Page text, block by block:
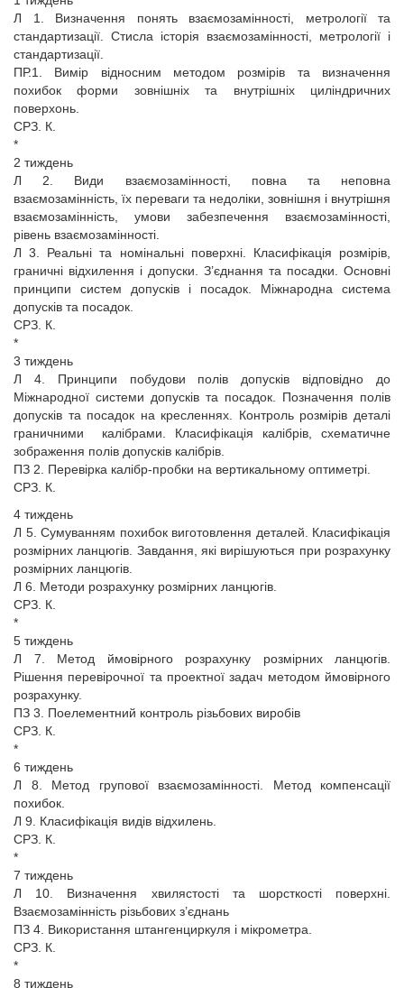
Л 1. Визначення понять взаємозамінності, метрології та
стандартизації. Стисла історія взаємозамінності, метрології і
стандартизації.
ПР.1. Вимір відносним методом розмірів та визначення
похибок форми зовнішніх та внутрішніх циліндричних
поверхонь.
СРЗ. К.
*
2 тиждень
Л 2. Види взаємозамінності, повна та неповна
взаємозамінність, їх переваги та недоліки, зовнішня і внутрішня
взаємозамінність, умови забезпечення взаємозамінності,
рівень взаємозамінності.
Л 3. Реальні та номінальні поверхні. Класифікація розмірів,
граничні відхилення і допуски. З’єднання та посадки. Основні
принципи систем допусків і посадок. Міжнародна система
допусків та посадок.
СРЗ. К.
*
3 тиждень
Л 4. Принципи побудови полів допусків відповідно до
Міжнародної системи допусків та посадок. Позначення полів
допусків та посадок на кресленнях. Контроль розмірів деталі
граничними калібрами. Класифікація калібрів, схематичне
зображення полів допусків калібрів.
ПЗ 2. Перевірка калібр-пробки на вертикальному оптиметрі.
СРЗ. К.
4 тиждень
Л 5. Сумуванням похибок виготовлення деталей. Класифікація
розмірних ланцюгів. Завдання, які вирішуються при розрахунку
розмірних ланцюгів.
Л 6. Методи розрахунку розмірних ланцюгів.
СРЗ. К.
*
5 тиждень
Л 7. Метод ймовірного розрахунку розмірних ланцюгів.
Рішення перевірочної та проектної задач методом ймовірного
розрахунку.
ПЗ 3. Поелементний контроль різьбових виробів
СРЗ. К.
*
6 тиждень
Л 8. Метод групової взаємозамінності. Метод компенсації
похибок.
Л 9. Класифікація видів відхилень.
СРЗ. К.
*
7 тиждень
Л 10. Визначення хвилястості та шорсткості поверхні.
Взаємозамінність різьбових з’єднань
ПЗ 4. Використання штангенциркуля і мікрометра.
СРЗ. К.
*
8 тиждень